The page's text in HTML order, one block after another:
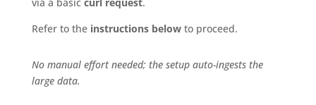
Refer to the instructions belowto proceed.
No manual effort needed; the setup auto-ingests the
large data.